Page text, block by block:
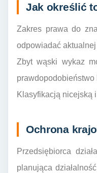
Jak określić
Zakres prawa do
odpowiadać
Zbyt wąski wykaz
Klasyfikacją nicejską
Ochrona
Przedsiębiorca
planująca